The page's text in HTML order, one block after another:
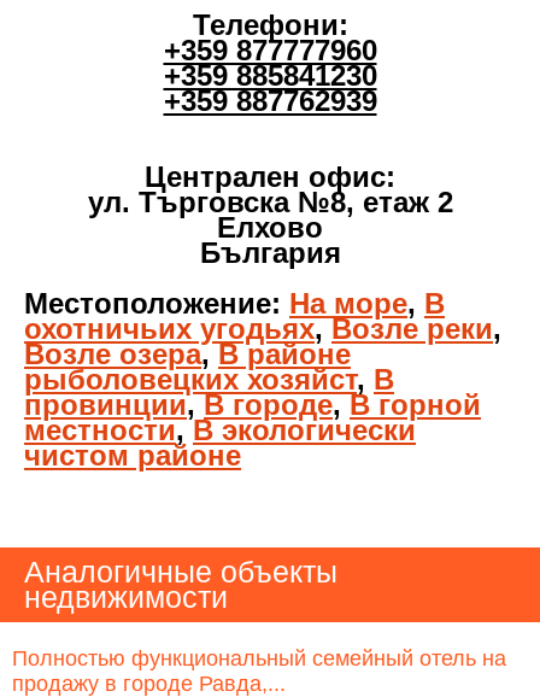
Телефони:
+359 877777960
+359 885841230
+359 887762939
Централен офис:
ул. Търговска №8, етаж 2
Елхово
България
Местоположение: На море, В
охотничьих угодьях,Возле реки,
Возле озера,В районе
рыболовецких хозяйст, В
провинции,В городе,В горной
местности,В экологически
чистом районе
Аналогичные объекты
недвижимости
Полностью функциональный семейный отель на
продажу в городе Равда,...